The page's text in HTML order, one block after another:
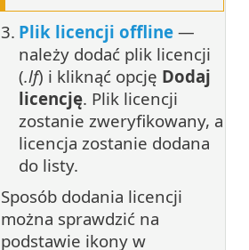
3. Plik licencji offline —
należy dodać plik licencji
(.lf) i kliknąć opcję Dodaj
licencję. Plik licencji
zostanie zweryfikowany, a
licencja zostanie dodana
do listy.
Sposób dodania licencji
można sprawdzić na
podstawie ikony w